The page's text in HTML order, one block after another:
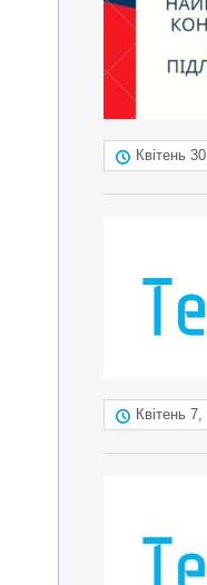
Квітень
Квітень